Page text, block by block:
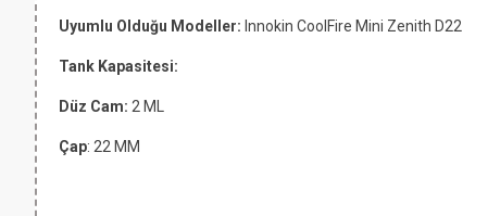
Uyumlu Olduğu Modeller: Innokin CoolFire Mini Zenith D22
Tank Kapasitesi:
Düz Cam: 2 ML
Çap: 22 MM